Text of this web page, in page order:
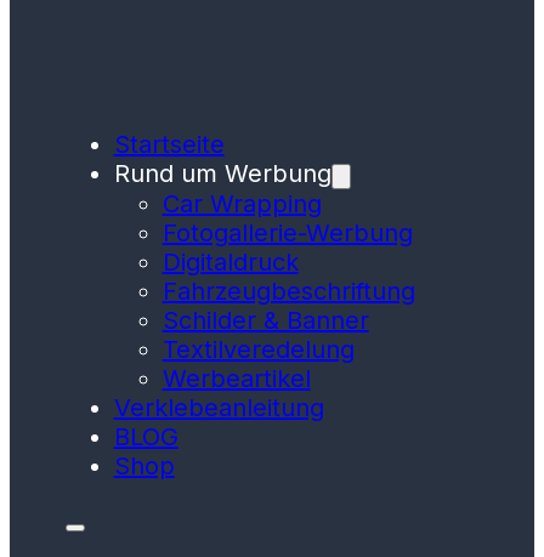
Startseite
Rund um Werbung
Car Wrapping
Fotogallerie-Werbung
Digitaldruck
Fahrzeugbeschriftung
Schilder & Banner
Textilveredelung
Werbeartikel
Verklebeanleitung
BLOG
Shop